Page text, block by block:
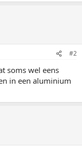
#2
soms wel eens
in een aluminium